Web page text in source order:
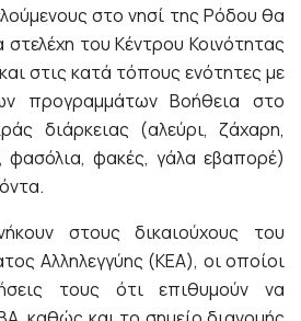
στο νησί της Ρόδου θα
του Κέντρου Κοινότητας
στις κατά τόπους ενότητες με
προγραμμάτων Βοήθεια στο
διάρκειας (αλεύρι, ζάχαρη,
φασόλια, φακές, γάλα εβαπορέ)
στους δικαιούχους του
Αλληλεγγύης (ΚΕΑ), οι οποίοι
τους ότι επιθυμούν να